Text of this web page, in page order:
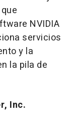
NVIDIA
servicios
y la
la pila de
Inc.